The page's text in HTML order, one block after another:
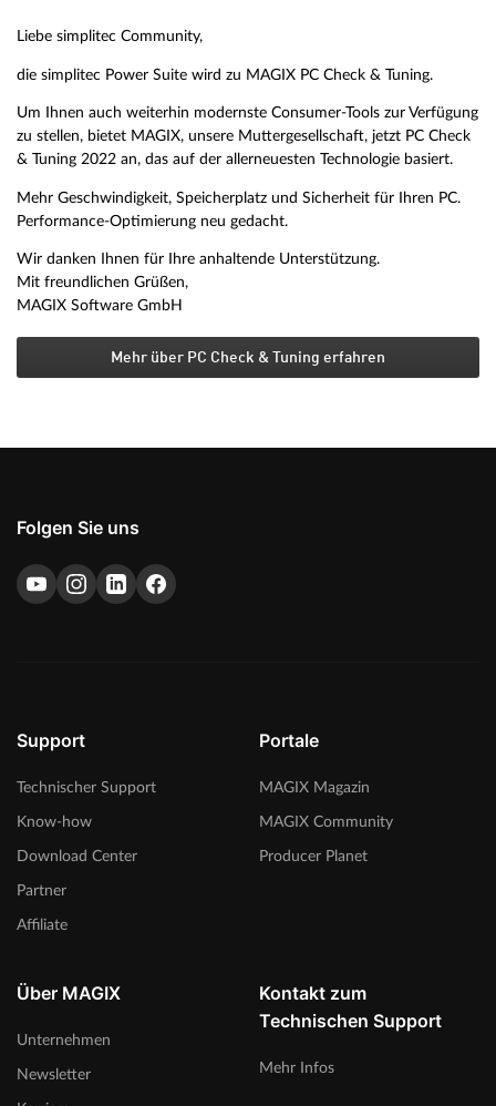
Liebe simplitec Community,
die simplitec Power Suite wird zu MAGIX PC Check & Tuning.
Um Ihnen auch weiterhin modernste Consumer-Tools zur Verfügung
zu stellen, bietet MAGIX, unsere Muttergesellschaft, jetzt PC Check
& Tuning 2022 an, das auf der allerneuesten Technologie basiert.
Mehr Geschwindigkeit, Speicherplatz und Sicherheit für Ihren PC.
Performance-Optimierung neu gedacht.
Wir danken Ihnen für Ihre anhaltende Unterstützung.
Mit freundlichen Grüßen,
MAGIX Software GmbH
Mehr über PC Check & Tuning erfahren
Folgen Sie uns
Support
Technischer Support
Know-how
Download Center
Partner
Affiliate
Portale
MAGIX Magazin
MAGIX Community
Producer Planet
Über MAGIX
Unternehmen
Newsletter
Kontakt zum
Technischen Support
Mehr Infos